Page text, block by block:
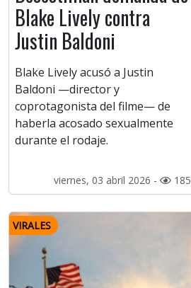
Blake Lively contra
Justin Baldoni
Blake Lively acusó a Justin
Baldoni —director y
coprotagonista del filme— de
haberla acosado sexualmente
durante el rodaje.
viernes, 03 abril 2026 - 185
VIRALES